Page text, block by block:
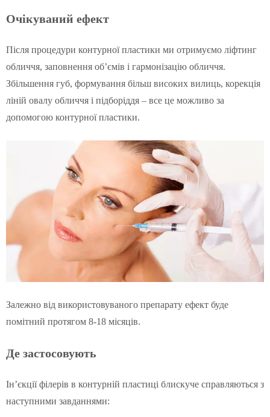
Очікуваний ефект
Після процедури контурної пластики ми отримуємо ліфтинг
обличчя, заповнення об’ємів і гармонізацію обличчя.
Збільшення губ, формування більш високих вилиць, корекція
ліній овалу обличчя і підборіддя – все це можливо за
допомогою контурної пластики.
Залежно від використовуваного препарату ефект буде
помітний протягом 8-18 місяців.
Де застосовують
Ін’єкції філерів в контурній пластиці блискуче справляються з
наступними завданнями: